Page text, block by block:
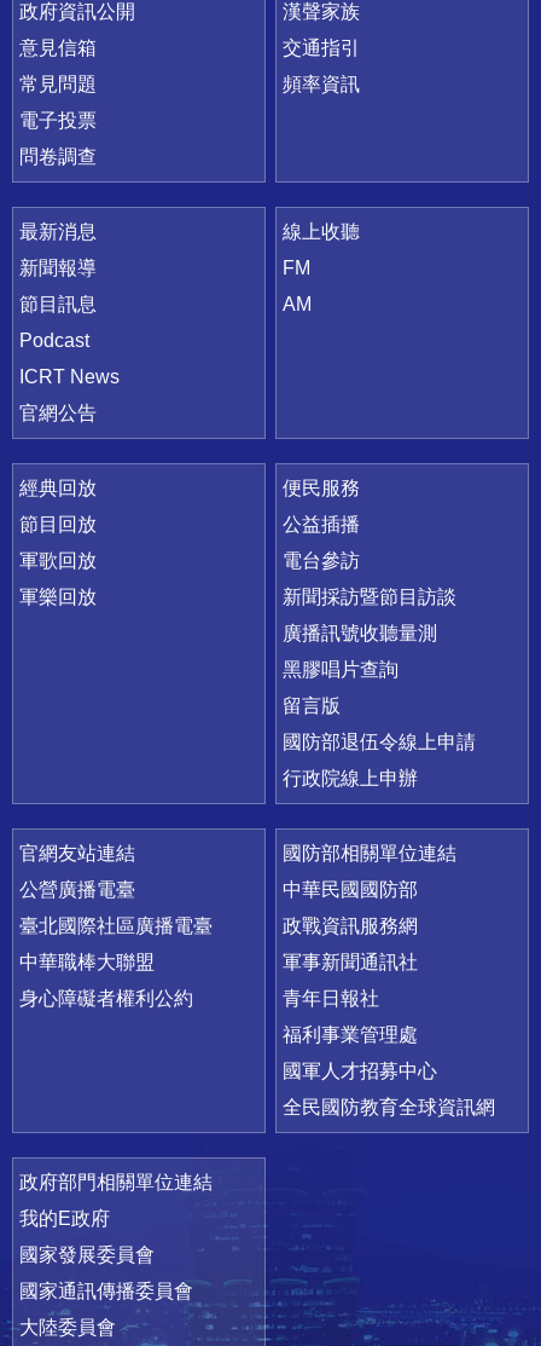
政府資訊公開
意見信箱
常見問題
電子投票
問卷調查
漢聲家族
交通指引
頻率資訊
最新消息
新聞報導
節目訊息
Podcast
ICRT News
官網公告
線上收聽
FM
AM
經典回放
節目回放
軍歌回放
軍樂回放
便民服務
公益插播
電台參訪
新聞採訪暨節目訪談
廣播訊號收聽量測
黑膠唱片查詢
留言版
國防部退伍令線上申請
行政院線上申辦
官網友站連結
公營廣播電臺
臺北國際社區廣播電臺
中華職棒大聯盟
身心障礙者權利公約
國防部相關單位連結
中華民國國防部
政戰資訊服務網
軍事新聞通訊社
青年日報社
福利事業管理處
國軍人才招募中心
全民國防教育全球資訊網
政府部門相關單位連結
我的E政府
國家發展委員會
國家通訊傳播委員會
大陸委員會